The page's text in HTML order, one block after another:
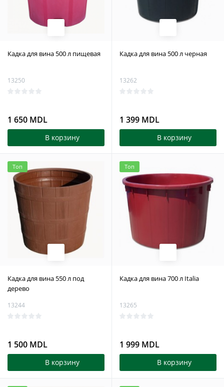
Кадка для вина 500 л пищевая
13250
1 650 MDL
В корзину
Кадка для вина 500 л черная
13262
1 399 MDL
В корзину
Топ
Кадка для вина 550 л под
дерево
13244
1 500 MDL
В корзину
Топ
Кадка для вина 700 л Italia
13265
1 999 MDL
В корзину